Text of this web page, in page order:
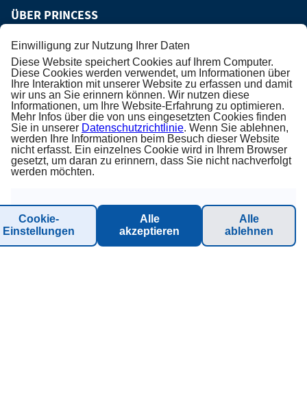
ÜBER PRINCESS
Über uns
AGB
Datenschutz
Impressum
Karriere
Nachhaltigkeit - Planet Princess
Einwilligung zur Nutzung Ihrer Daten
Diese Website speichert Cookies auf Ihrem Computer.
Diese Cookies werden verwendet, um Informationen über
Ihre Interaktion mit unserer Website zu erfassen und damit
wir uns an Sie erinnern können. Wir nutzen diese
Informationen, um Ihre Website-Erfahrung zu optimieren.
Mehr Infos über die von uns eingesetzten Cookies finden
Sie in unserer Datenschutzrichtlinie. Wenn Sie ablehnen,
werden Ihre Informationen beim Besuch dieser Website
nicht erfasst. Ein einzelnes Cookie wird in Ihrem Browser
gesetzt, um daran zu erinnern, dass Sie nicht nachverfolgt
werden möchten.
Cookie-
Einstellungen
Alle
akzeptieren
Alle
ablehnen